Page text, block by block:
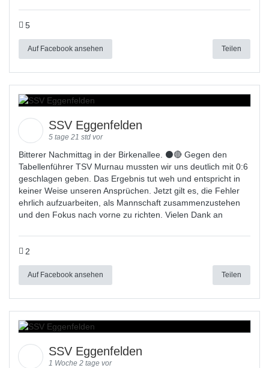
5
Auf Facebook ansehen Teilen
SSV Eggenfelden
5 tage 21 std vor
Bitterer Nachmittag in der Birkenallee. ⚫🔴 Gegen den
Tabellenführer TSV Murnau mussten wir uns deutlich mit 0:6
geschlagen geben. Das Ergebnis tut weh und entspricht in
keiner Weise unseren Ansprüchen. Jetzt gilt es, die Fehler
ehrlich aufzuarbeiten, als Mannschaft zusammenzustehen
und den Fokus nach vorne zu richten. Vielen Dank an
2
Auf Facebook ansehen Teilen
SSV Eggenfelden
1 Woche 2 tage vor